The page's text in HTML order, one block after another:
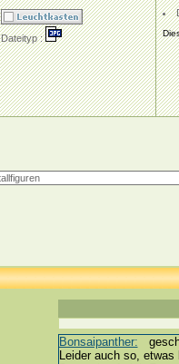
Dateityp :
Bonsaipanther:
Leider auch so,